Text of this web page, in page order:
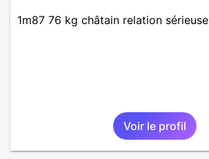
1m87 76 kg châtain relation sérieuse
Voir le profil